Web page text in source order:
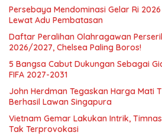
Persebaya Mendominasi Gelar Ri
Lewat Adu Pembatasan
Daftar Peralihan Olahragawan
2026/2027, Chelsea Paling Boros!
5 Bangsa Cabut Dukungan Sebagai
FIFA 2027-2031
John Herdman Tegaskan Harga Mati
Berhasil Lawan Singapura
Vietnam Gemar Lakukan Intrik,
Tak Terprovokasi